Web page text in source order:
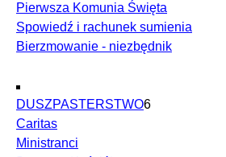
Pierwsza Komunia Święta
Spowiedź i rachunek sumienia
Bierzmowanie - niezbędnik
DUSZPASTERSTWO6
Caritas
Ministranci